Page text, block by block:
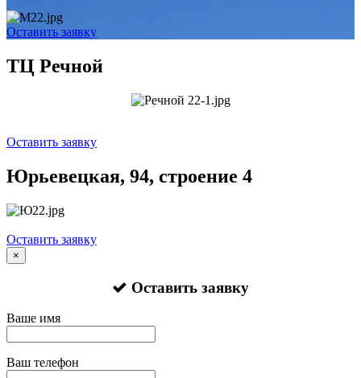
Оставить заявку
ТЦ Речной
Оставить заявку
Юрьевецкая, 94, строение 4
Оставить заявку
×
Оставить заявку
Ваше имя
Ваш телефон